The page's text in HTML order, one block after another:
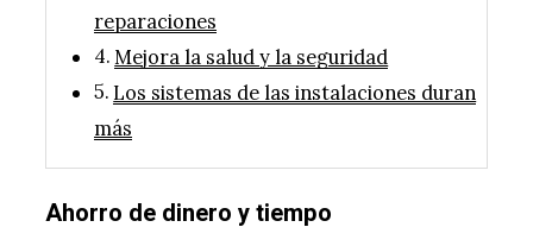
reparaciones
Mejora la salud y la seguridad
Los sistemas de las instalaciones duran
más
Ahorro de dinero y tiempo